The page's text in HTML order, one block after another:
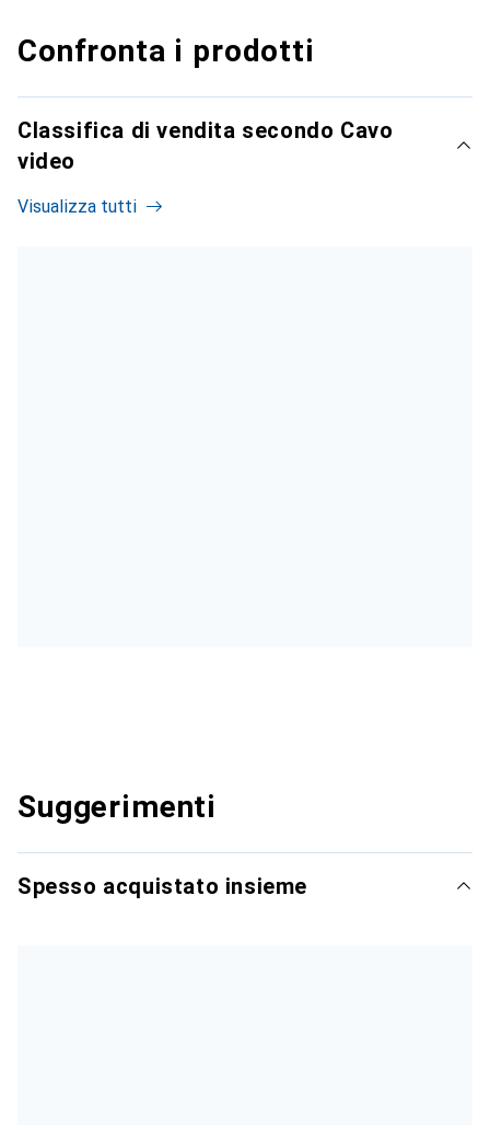
Confronta i prodotti
Classifica di vendita secondo Cavo
video
Visualizza tutti
Suggerimenti
Spesso acquistato insieme